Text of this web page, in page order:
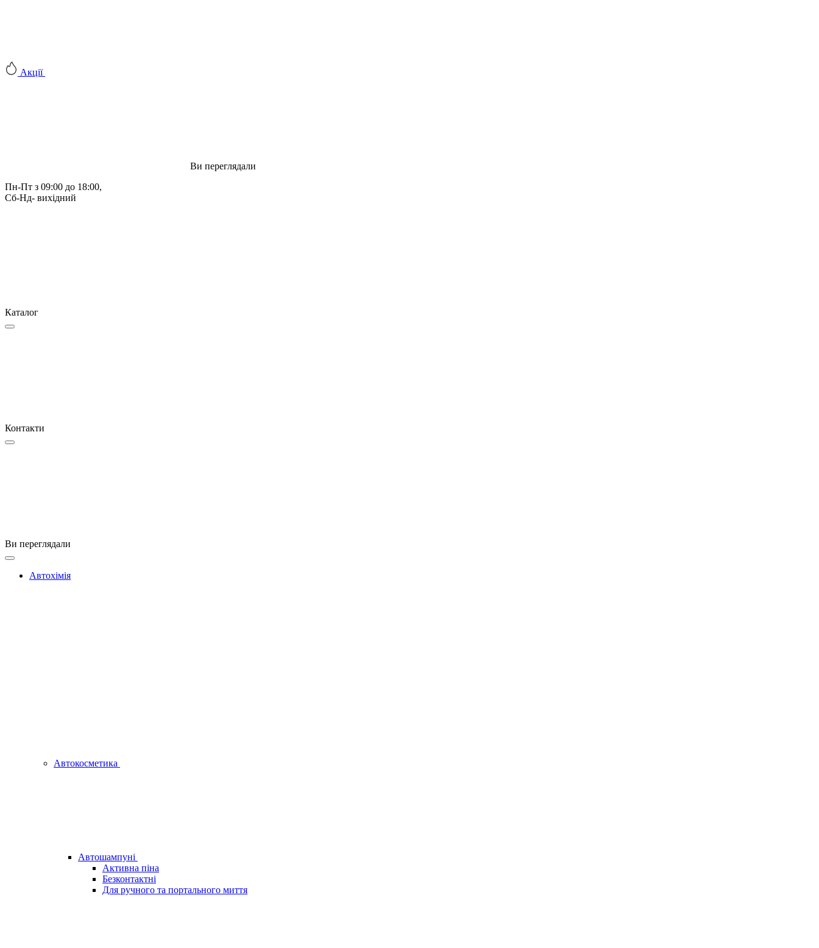
Акції
Ви переглядали
Пн-Пт з 09:00 до 18:00,
Сб-Нд- вихідний
Каталог
Контакти
Ви переглядали
Автохімія
Автокосметика
Автошампуні
Активна піна
Безконтактні
Для ручного та портального миття